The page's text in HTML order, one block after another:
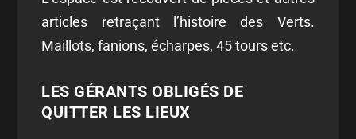
articles retraçant l’histoire des Verts.
Maillots, fanions, écharpes, 45 tours etc.
LES GÉRANTS OBLIGÉS DE
QUITTER LES LIEUX